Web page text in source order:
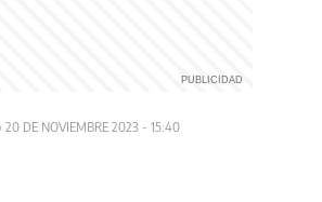
20 DE NOVIEMBRE 2023 - 15:40